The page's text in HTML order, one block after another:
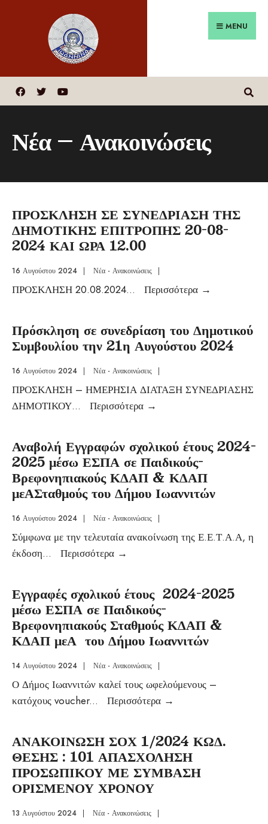
MENU
Νέα – Ανακοινώσεις
ΠΡΟΣΚΛΗΣΗ ΣΕ ΣΥΝΕΔΡΙΑΣΗ ΤΗΣ
ΔΗΜΟΤΙΚΗΣ ΕΠΙΤΡΟΠΗΣ 20-08-
2024 ΚΑΙ ΩΡΑ 12.00
16 Αυγούστου 2024 | Νέα - Ανακοινώσεις |
ΠΡΟΣΚΛΗΣΗ 20.08.2024... Περισσότερα →
Πρόσκληση σε συνεδρίαση του Δημοτικού
Συμβουλίου την 21η Αυγούστου 2024
16 Αυγούστου 2024 | Νέα - Ανακοινώσεις |
ΠΡΟΣΚΛΗΣΗ – ΗΜΕΡΗΣΙΑ ΔΙΑΤΑΞΗ ΣΥΝΕΔΡΙΑΣΗΣ
ΔΗΜΟΤΙΚΟΥ... Περισσότερα →
Αναβολή Εγγραφών σχολικού έτους 2024-
2025 μέσω ΕΣΠΑ σε Παιδικούς-
Βρεφονηπιακούς ΚΔΑΠ & ΚΔΑΠ
μεΑΣταθμούς του Δήμου Ιωαννιτών
16 Αυγούστου 2024 | Νέα - Ανακοινώσεις |
Σύμφωνα με την τελευταία ανακοίνωση της Ε.Ε.Τ.Α.Α, η
έκδοση... Περισσότερα →
Εγγραφές σχολικού έτους 2024-2025
μέσω ΕΣΠΑ σε Παιδικούς-
Βρεφονηπιακούς Σταθμούς ΚΔΑΠ &
ΚΔΑΠ μεΑ του Δήμου Ιωαννιτών
14 Αυγούστου 2024 | Νέα - Ανακοινώσεις |
Ο Δήμος Ιωαννιτών καλεί τους ωφελούμενους –
κατόχους voucher... Περισσότερα →
ΑΝΑΚΟΙΝΩΣΗ ΣΟΧ 1/2024 ΚΩΔ.
ΘΕΣΗΣ : 101 ΑΠΑΣΧΟΛΗΣΗ
ΠΡΟΣΩΠΙΚΟΥ ΜΕ ΣΥΜΒΑΣΗ
ΟΡΙΣΜΕΝΟΥ ΧΡΟΝΟΥ
13 Αυγούστου 2024 | Νέα - Ανακοινώσεις |